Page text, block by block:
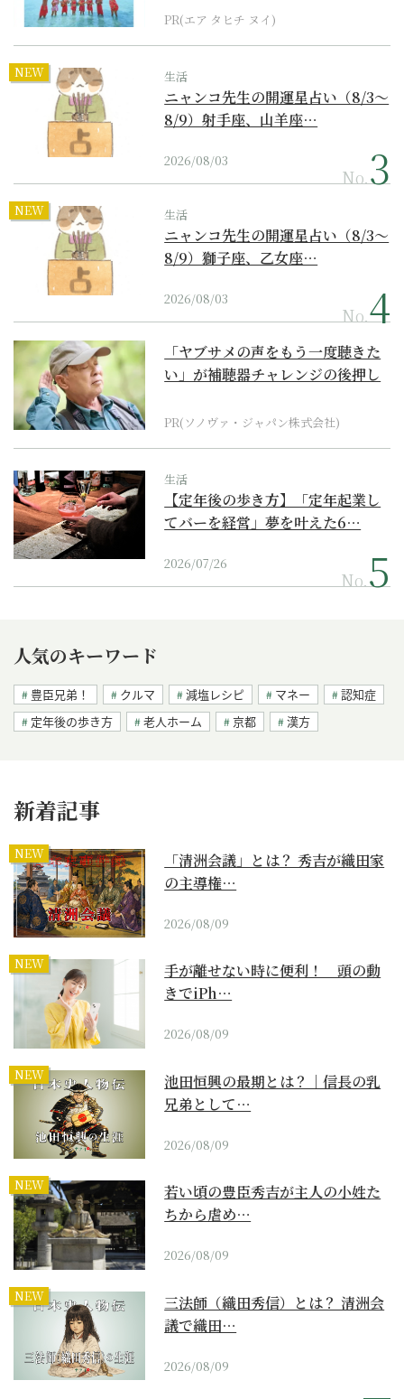
PR(エア タヒチ ヌイ)
NEW 生活
ニャンコ先生の開運星占い（8/3～
8/9）射手座、山羊座…
2026/08/03
No.
NEW 生活
ニャンコ先生の開運星占い（8/3～
8/9）獅子座、乙女座…
2026/08/03
No.
「ヤブサメの声をもう一度聴きた
い」が補聴器チャレンジの後押し
PR(ソノヴァ・ジャパン株式会社)
生活
【定年後の歩き方】「定年起業し
てバーを経営」夢を叶えた6…
2026/07/26
No.
人気のキーワード
豊臣兄弟！ クルマ 減塩レシピ マネー
認知症
定年後の歩き方
老人ホーム 京都 漢方
新着記事
NEW
「清洲会議」とは？ 秀吉が織田家
の主導権…
2026/08/09
NEW
手が離せない時に便利！ 頭の動
きでiPh…
2026/08/09
NEW
池田恒興の最期とは？｜信長の乳
兄弟として…
2026/08/09
NEW
若い頃の豊臣秀吉が主人の小姓た
ちから虐め…
2026/08/09
NEW
三法師（織田秀信）とは？ 清洲会
議で織田…
2026/08/09